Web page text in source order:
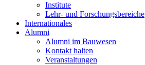
Institute
Lehr- und Forschungsbereiche
Internationales
Alumni
Alumni im Bauwesen
Kontakt halten
Veranstaltungen